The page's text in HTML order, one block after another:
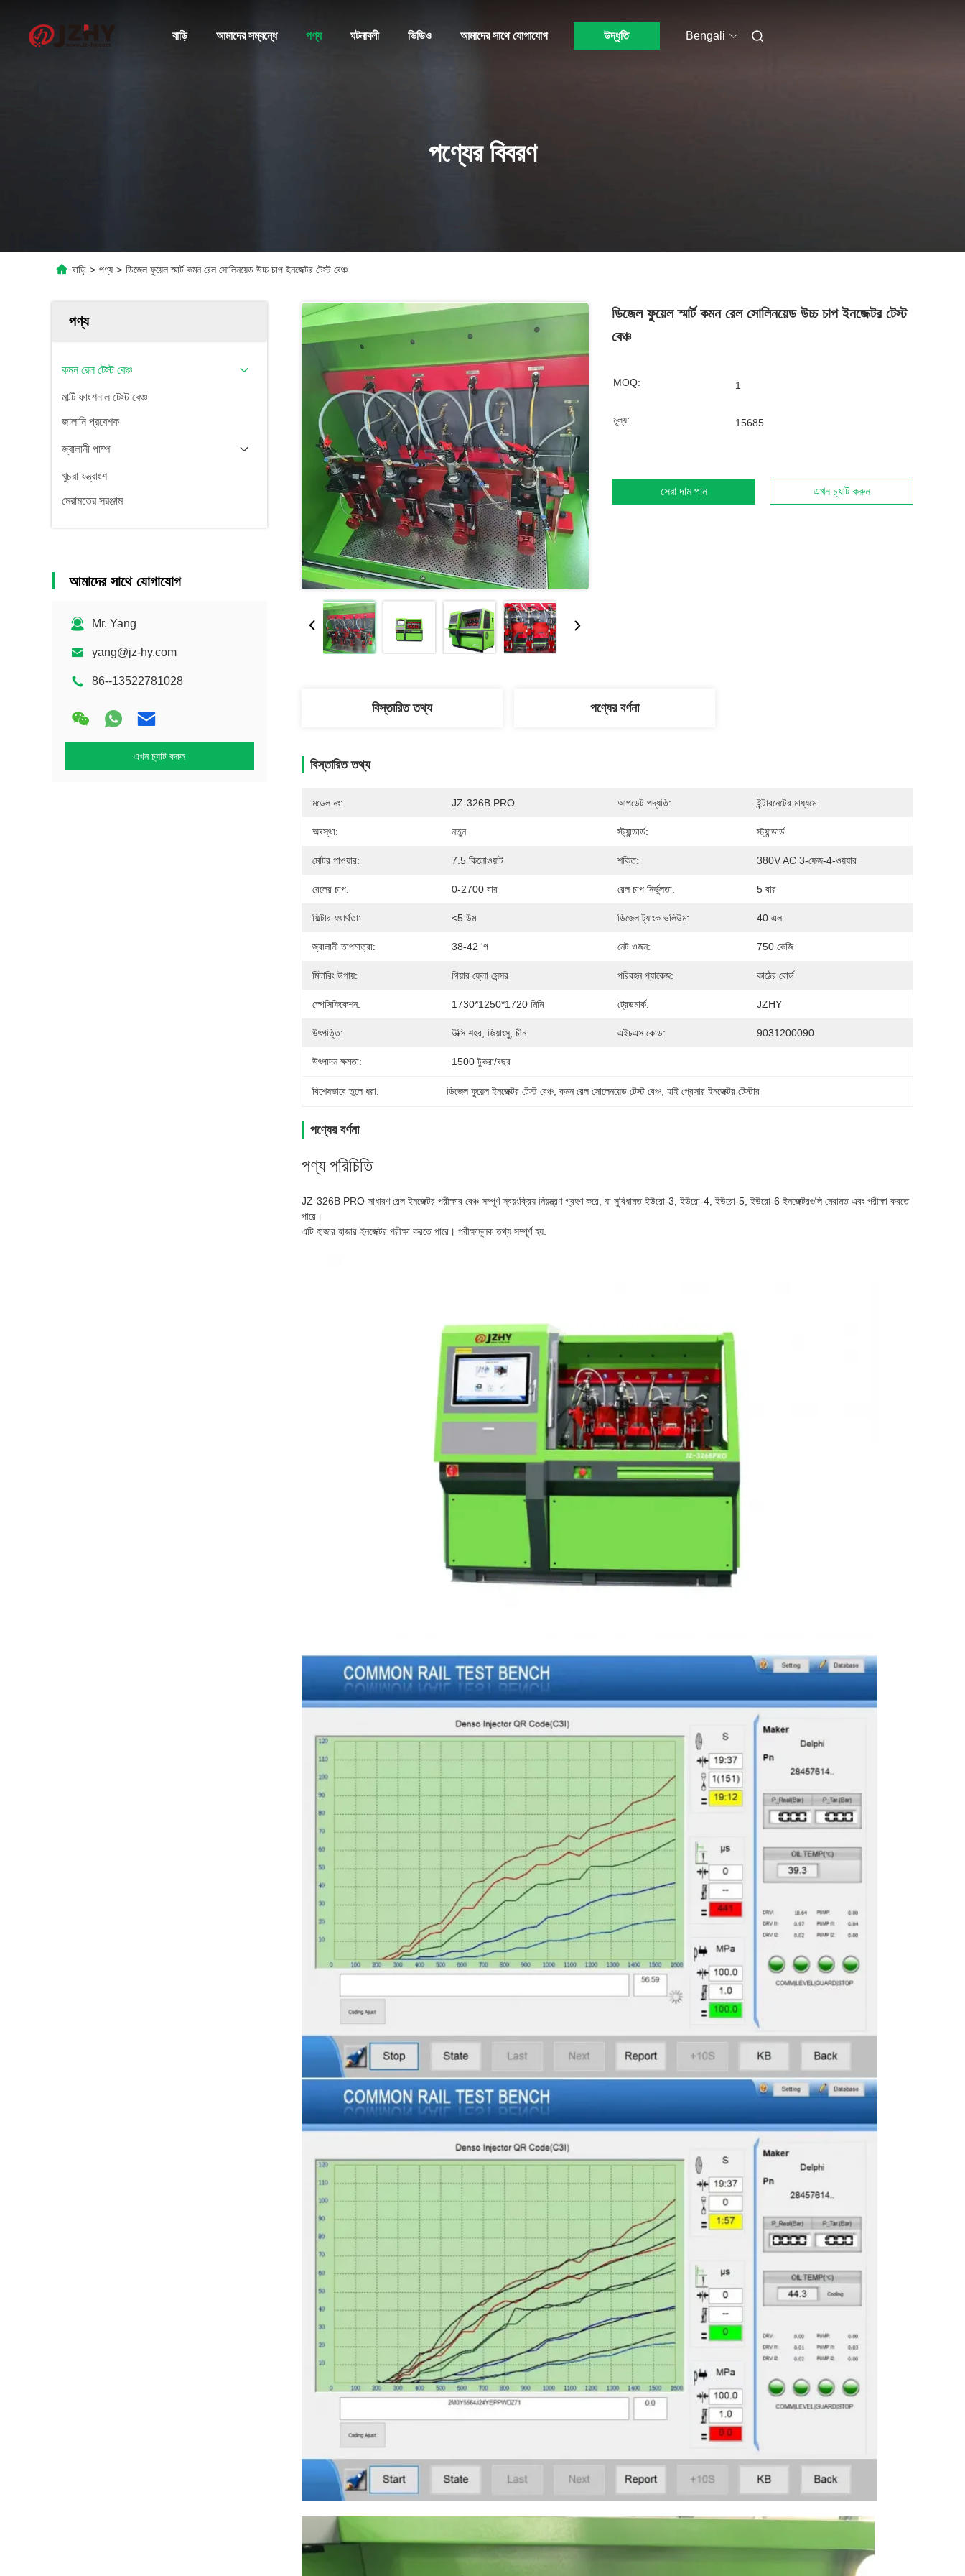
বাড়ি আমাদের সম্বন্ধে পণ্য ঘটনাবলী ভিডিও আমাদের সাথে যোগাযোগ উদ্ধৃতি Bengali
পণ্যের বিবরণ
বাড়ি > পণ্য > ডিজেল ফুয়েল স্মার্ট কমন রেল সোলিনয়েড উচ্চ চাপ ইনজেক্টর টেস্ট বেঞ্চ
পণ্য
কমন রেল টেস্ট বেঞ্চ
মাল্টি ফাংশনাল টেস্ট বেঞ্চ
জালানি প্রবেশক
জ্বালানী পাম্প
খুচরা যন্ত্রাংশ
মেরামতের সরঞ্জাম
আমাদের সাথে যোগাযোগ
Mr. Yang
yang@jz-hy.com
86--13522781028
এখন চ্যাট করুন
ডিজেল ফুয়েল স্মার্ট কমন রেল সোলিনয়েড উচ্চ চাপ ইনজেক্টর টেস্ট
বেঞ্চ
MOQ: 1
মূল্য: 15685
সেরা দাম পান এখন চ্যাট করুন
বিস্তারিত তথ্য পণ্যের বর্ণনা
বিস্তারিত তথ্য
মডেল নং: JZ-326B PRO আপডেট পদ্ধতি: ইন্টারনেটের মাধ্যমে
অবস্থা: নতুন স্ট্যান্ডার্ড: স্ট্যান্ডার্ড
মোটর পাওয়ার: 7.5 কিলোওয়াট শক্তি: 380V AC 3-ফেজ-4-ওয়্যার
রেলের চাপ: 0-2700 বার রেল চাপ নির্ভুলতা: 5 বার
ফিল্টার যথার্থতা: <5 উম ডিজেল ট্যাংক ভলিউম: 40 এল
জ্বালানী তাপমাত্রা: 38-42 'গ নেট ওজন: 750 কেজি
মিটারিং উপায়: গিয়ার ফ্লো সেন্সর পরিবহন প্যাকেজ: কাঠের বোর্ড
স্পেসিফিকেশন: 1730*1250*1720 মিমি ট্রেডমার্ক: JZHY
উৎপত্তি: উক্সি শহর, জিয়াংসু, চীন এইচএস কোড: 9031200090
উৎপাদন ক্ষমতা: 1500 টুকরা/বছর
বিশেষভাবে তুলে ধরা: ডিজেল ফুয়েল ইনজেক্টর টেস্ট বেঞ্চ , কমন রেল সোলেনয়েড টেস্ট বেঞ্চ , হাই প্রেসার ইনজেক্টর টেস্টার
পণ্যের বর্ণনা
পণ্য পরিচিতি
JZ-326B PRO সাধারণ রেল ইনজেক্টর পরীক্ষার বেঞ্চ সম্পূর্ণ স্বয়ংক্রিয় নিয়ন্ত্রণ গ্রহণ করে, যা সুবিধামত ইউরো-3, ইউরো-4, ইউরো-5, ইউরো-6 ইনজেক্টরগুলি মেরামত এবং পরীক্ষা করতে
পারে।
এটি হাজার হাজার ইনজেক্টর পরীক্ষা করতে পারে। পরীক্ষামূলক তথ্য সম্পূর্ণ হয়.